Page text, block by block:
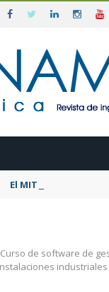
El MITECO prepara
Curso de software de
industriales